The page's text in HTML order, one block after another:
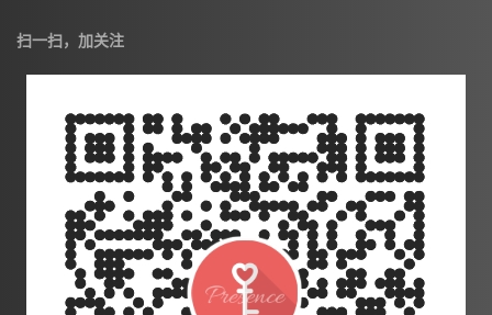
扫一扫，加关注